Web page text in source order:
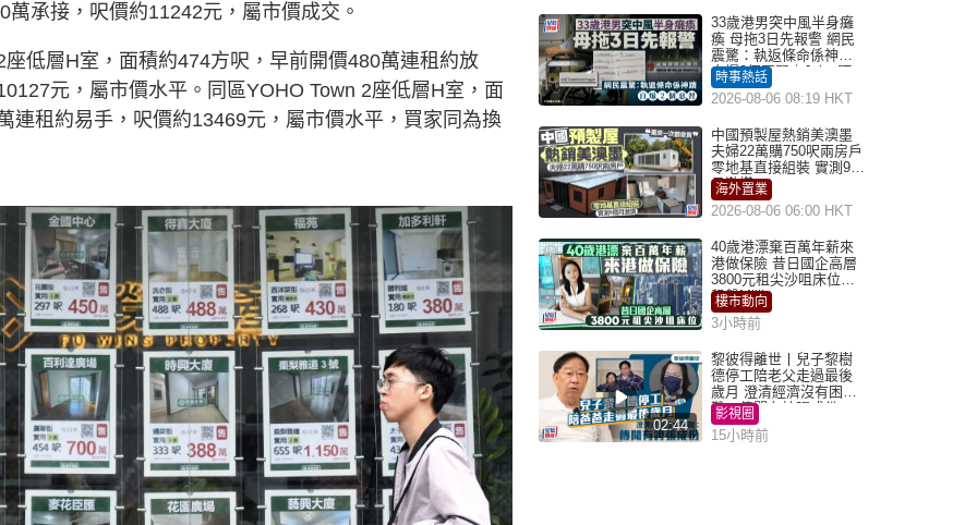
承接，呎價約11242元，屬市價成交。
低層H室，面積約474方呎，早前開價480萬連租約放
元，屬市價水平。同區YOHO Town 2座低層H室，面
連租約易手，呎價約13469元，屬市價水平，買家同為換
33歲港男突中風半身癱
瘓 母拖3日先報警 網民
震驚：執返條命係神蹟
自爆2個惡習｜Juicy叮
時事熱話
2026-08-06 08:19 HKT
中國預製屋熱銷美澳墨
夫婦22萬購750呎兩房戶
零地基直接組裝 實測9個
月激讚
海外置業
2026-08-06 06:00 HKT
40歲港漂棄百萬年薪來
港做保險 昔日國企高層
3800元租尖沙咀床位｜
租盤Million
樓市動向
3小時前
02:44
黎彼得離世丨兒子黎樹
德停工陪老父走過最後
歲月 澄清經濟沒有困
難：傳聞有誇張成份
影視圈
15小時前